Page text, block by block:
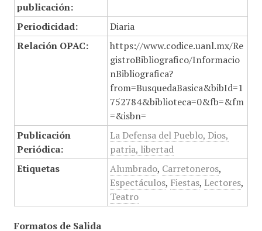
publicación:
Periodicidad:
Diaria
Relación OPAC:
https://www.codice.uanl.mx/Re
gistroBibliografico/Informacio
nBibliografica?
from=BusquedaBasica&bibId=1
752784&biblioteca=0&fb=&fm
=&isbn=
Publicación
Periódica:
La Defensa del Pueblo, Dios,
patria, libertad
Etiquetas
Alumbrado, Carretoneros,
Espectáculos, Fiestas, Lectores,
Teatro
Formatos de Salida